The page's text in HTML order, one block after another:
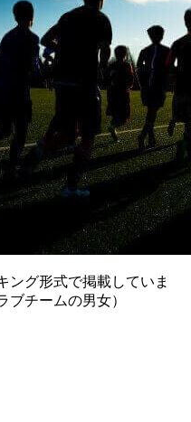
ング形式で掲載していま
チームの男女）